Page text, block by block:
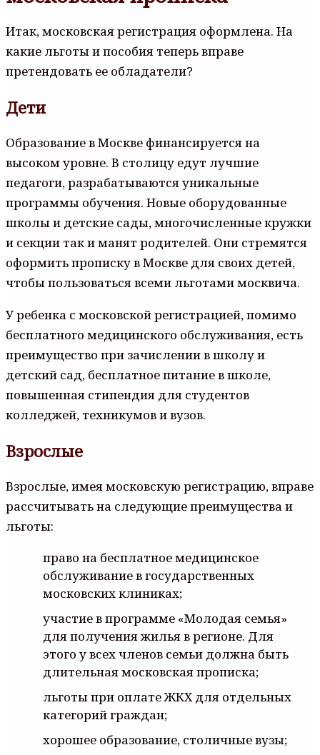
Итак, московская регистрация оформлена. На
какие льготы и пособия теперь вправе
претендовать ее обладатели?
Дети
Образование в Москве финансируется на
высоком уровне. В столицу едут лучшие
педагоги, разрабатываются уникальные
программы обучения. Новые оборудованные
школы и детские сады, многочисленные кружки
и секции так и манят родителей. Они стремятся
оформить прописку в Москве для своих детей,
чтобы пользоваться всеми льготами москвича.
У ребенка с московской регистрацией, помимо
бесплатного медицинского обслуживания, есть
преимущество при зачислении в школу и
детский сад, бесплатное питание в школе,
повышенная стипендия для студентов
колледжей, техникумов и вузов.
Взрослые
Взрослые, имея московскую регистрацию, вправе
рассчитывать на следующие преимущества и
льготы:
право на бесплатное медицинское
обслуживание в государственных
московских клиниках;
участие в программе «Молодая семья»
для получения жилья в регионе. Для
этого у всех членов семьи должна быть
длительная московская прописка;
льготы при оплате ЖКХ для отдельных
категорий граждан;
хорошее образование, столичные вузы;